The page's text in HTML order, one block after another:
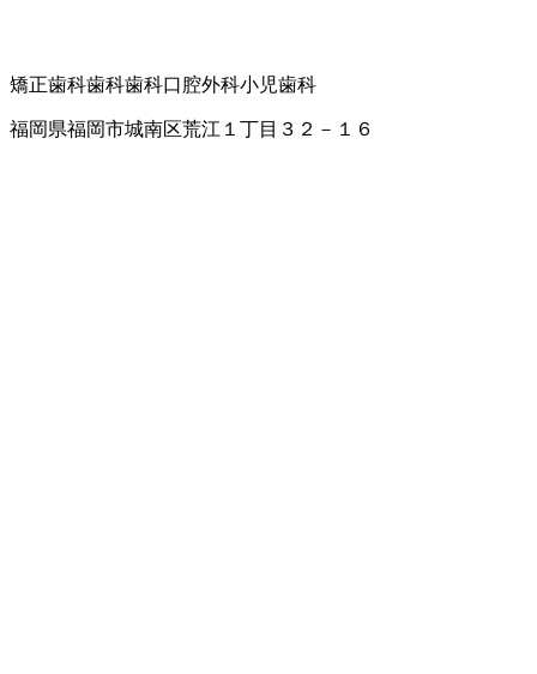
矯正歯科歯科歯科口腔外科小児歯科
福岡県福岡市城南区荒江１丁目３２－１６